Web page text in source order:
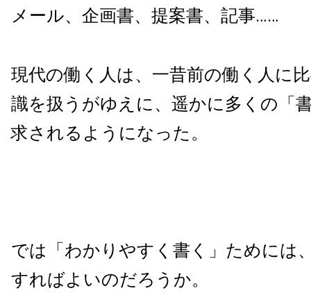
メール、企画書、提案書、記事……
現代の働く人は、一昔前の働く人に
識を扱うがゆえに、遥かに多くの「
求されるようになった。
では「わかりやすく書く」ためには
すればよいのだろうか。